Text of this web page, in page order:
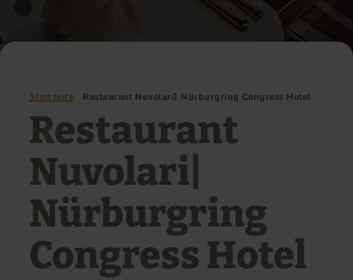
Startseite Restaurant Nuvolari| Nürburgring Congress Hotel
Restaurant
Nuvolari|
Nürburgring
Congress Hotel